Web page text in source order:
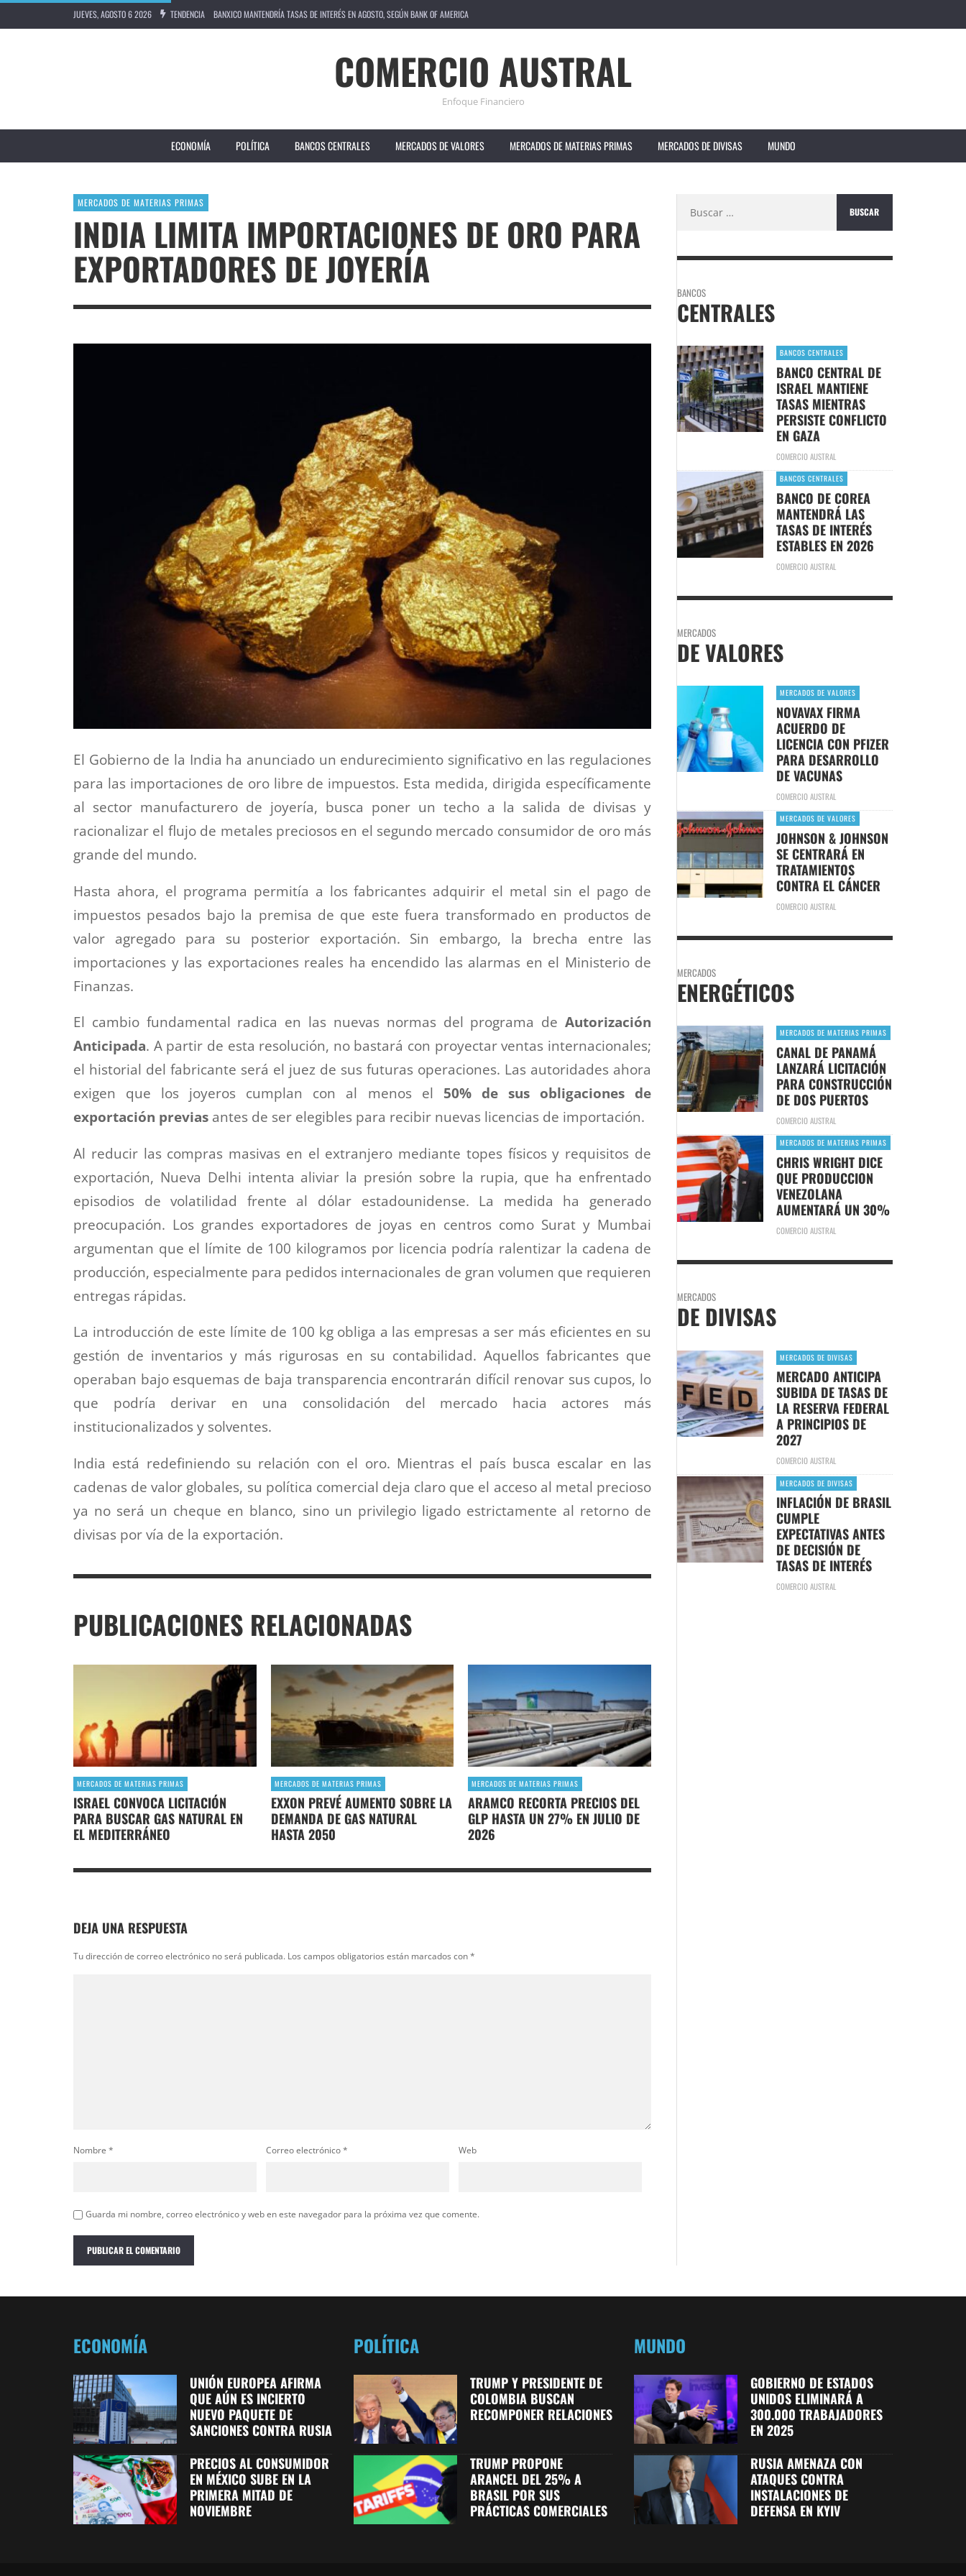
JUEVES, AGOSTO 6 2026 TENDENCIA EL NIÑO EMPUJARÍA A 49 MILLONES DE PERSONAS A LA HAMBRUNA, SEGÚN LA ONU
GUERRA EN ORIENTE MEDIO LE COSTÓ AL MERCADO 2.600 MILLONES, SEGÚN ARAMCO
COMERCIO AUSTRAL
Enfoque Financiero
ECONOMÍA POLÍTICA BANCOS CENTRALES MERCADOS DE VALORES MERCADOS DE MATERIAS PRIMAS MERCADOS DE DIVISAS MUNDO
MERCADOS DE MATERIAS PRIMAS
INDIA LIMITA IMPORTACIONES DE ORO PARA
EXPORTADORES DE JOYERÍA
El Gobierno de la India ha anunciado un endurecimiento significativo en las regulaciones
para las importaciones de oro libre de impuestos. Esta medida, dirigida específicamente
al sector manufacturero de joyería, busca poner un techo a la salida de divisas y
racionalizar el flujo de metales preciosos en el segundo mercado consumidor de oro más
grande del mundo.
Hasta ahora, el programa permitía a los fabricantes adquirir el metal sin el pago de
impuestos pesados bajo la premisa de que este fuera transformado en productos de
valor agregado para su posterior exportación. Sin embargo, la brecha entre las
importaciones y las exportaciones reales ha encendido las alarmas en el Ministerio de
Finanzas.
El cambio fundamental radica en las nuevas normas del programa de Autorización
Anticipada. A partir de esta resolución, no bastará con proyectar ventas internacionales;
el historial del fabricante será el juez de sus futuras operaciones. Las autoridades ahora
exigen que los joyeros cumplan con al menos el 50% de sus obligaciones de
exportación previas antes de ser elegibles para recibir nuevas licencias de importación.
Al reducir las compras masivas en el extranjero mediante topes físicos y requisitos de
exportación, Nueva Delhi intenta aliviar la presión sobre la rupia, que ha enfrentado
episodios de volatilidad frente al dólar estadounidense. La medida ha generado
preocupación. Los grandes exportadores de joyas en centros como Surat y Mumbai
argumentan que el límite de 100 kilogramos por licencia podría ralentizar la cadena de
producción, especialmente para pedidos internacionales de gran volumen que requieren
entregas rápidas.
La introducción de este límite de 100 kg obliga a las empresas a ser más eficientes en su
gestión de inventarios y más rigurosas en su contabilidad. Aquellos fabricantes que
operaban bajo esquemas de baja transparencia encontrarán difícil renovar sus cupos, lo
que podría derivar en una consolidación del mercado hacia actores más
institucionalizados y solventes.
India está redefiniendo su relación con el oro. Mientras el país busca escalar en las
cadenas de valor globales, su política comercial deja claro que el acceso al metal precioso
ya no será un cheque en blanco, sino un privilegio ligado estrictamente al retorno de
divisas por vía de la exportación.
PUBLICACIONES RELACIONADAS
MERCADOS DE MATERIAS PRIMAS
ISRAEL CONVOCA LICITACIÓN
PARA BUSCAR GAS NATURAL EN
EL MEDITERRÁNEO
MERCADOS DE MATERIAS PRIMAS
EXXON PREVÉ AUMENTO SOBRE LA
DEMANDA DE GAS NATURAL
HASTA 2050
MERCADOS DE MATERIAS PRIMAS
ARAMCO RECORTA PRECIOS DEL
GLP HASTA UN 27% EN JULIO DE
2026
DEJA UNA RESPUESTA
Tu dirección de correo electrónico no será publicada. Los campos obligatorios están marcados con*
Nombre * Correo electrónico* Web
Guarda mi nombre, correo electrónico y web en este navegador para la próxima vez que comente.
BANCOS
CENTRALES
BANCOS CENTRALES
BANCO CENTRAL DE
ISRAEL MANTIENE
TASAS MIENTRAS
PERSISTE CONFLICTO
EN GAZA
COMERCIO AUSTRAL
BANCOS CENTRALES
BANCO DE COREA
MANTENDRÁ LAS
TASAS DE INTERÉS
ESTABLES EN 2026
COMERCIO AUSTRAL
MERCADOS
DE VALORES
MERCADOS DE VALORES
NOVAVAX FIRMA
ACUERDO DE
LICENCIA CON PFIZER
PARA DESARROLLO
DE VACUNAS
COMERCIO AUSTRAL
MERCADOS DE VALORES
JOHNSON & JOHNSON
SE CENTRARÁ EN
TRATAMIENTOS
CONTRA EL CÁNCER
COMERCIO AUSTRAL
MERCADOS
ENERGÉTICOS
MERCADOS DE MATERIAS PRIMAS
CANAL DE PANAMÁ
LANZARÁ LICITACIÓN
PARA CONSTRUCCIÓN
DE DOS PUERTOS
COMERCIO AUSTRAL
MERCADOS DE MATERIAS PRIMAS
CHRIS WRIGHT DICE
QUE PRODUCCION
VENEZOLANA
AUMENTARÁ UN 30%
COMERCIO AUSTRAL
MERCADOS
DE DIVISAS
MERCADOS DE DIVISAS
MERCADO ANTICIPA
SUBIDA DE TASAS DE
LA RESERVA FEDERAL
A PRINCIPIOS DE
2027
COMERCIO AUSTRAL
MERCADOS DE DIVISAS
INFLACIÓN DE BRASIL
CUMPLE
EXPECTATIVAS ANTES
DE DECISIÓN DE
TASAS DE INTERÉS
COMERCIO AUSTRAL
ECONOMÍA
UNIÓN EUROPEA AFIRMA
QUE AÚN ES INCIERTO
NUEVO PAQUETE DE
SANCIONES CONTRA RUSIA
PRECIOS AL CONSUMIDOR
EN MÉXICO SUBE EN LA
PRIMERA MITAD DE
NOVIEMBRE
POLÍTICA
TRUMP Y PRESIDENTE DE
COLOMBIA BUSCAN
RECOMPONER RELACIONES
TRUMP PROPONE
ARANCEL DEL 25% A
BRASIL POR SUS
PRÁCTICAS COMERCIALES
MUNDO
GOBIERNO DE ESTADOS
UNIDOS ELIMINARÁ A
300.000 TRABAJADORES
EN 2025
RUSIA AMENAZA CON
ATAQUES CONTRA
INSTALACIONES DE
DEFENSA EN KYIV